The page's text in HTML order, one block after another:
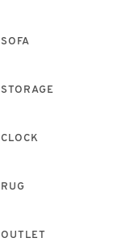
SOFA
STORAGE
CLOCK
RUG
OUTLET